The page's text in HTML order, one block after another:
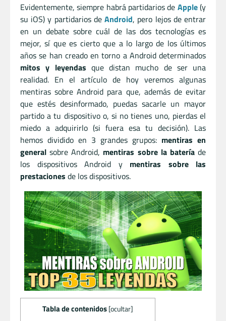
Evidentemente, siempre habrá partidarios de Apple(y
su iOS) y partidarios deAndroid, pero lejos de entrar
en un debate sobre cuál de las dos tecnologías es
mejor, sí que es cierto que a lo largo de los últimos
años se han creado en torno a Android determinados
mitos y leyendas que distan mucho de ser una
realidad. En el artículo de hoy veremos algunas
mentiras sobre Android para que, además de evitar
que estés desinformado, puedas sacarle un mayor
partido a tu dispositivo o, si no tienes uno, pierdas el
miedo a adquirirlo (si fuera esa tu decisión). Las
hemos dividido en 3 grandes grupos: mentiras en
general sobre Android, mentiras sobre la bateríade
los dispositivos Android y mentiras sobre las
prestaciones de los dispositivos.
Tabla de contenidos [ocultar]